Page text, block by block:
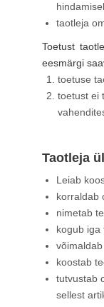
taotleja
Toetust
eesmärgi
toetuse
toetust ei
Taotleja
Leiab
korraldab
nimetab
kogub iga
koostab
tutvustab
sellest